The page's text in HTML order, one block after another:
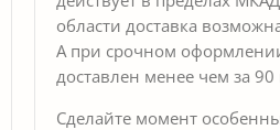
области доставка
А при срочном
доставлен менее чем за
Сделайте момент